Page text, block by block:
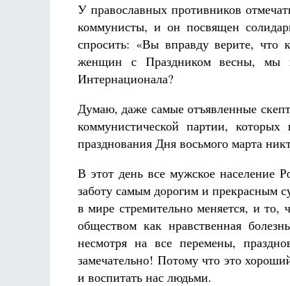
У православных противников
коммунисты, и он посвящен
спросить: «Вы вправду верите,
женщин с Праздником весны, мы
Интернационала?
Думаю, даже самые отъявленные
коммунистической партии,
празднования Дня восьмого марта
В этот день все мужское население
заботу самым дорогим и
в мире стремительно меняется, и то,
обществом как нравственная
несмотря на все перемены,
замечательно! Потому что это
и воспитать нас людьми.